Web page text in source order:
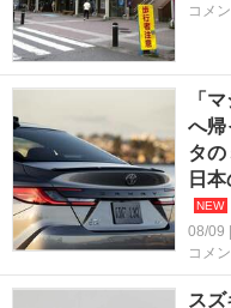
コメ
「
へ帰
タの
日
08/09
コメ
ス